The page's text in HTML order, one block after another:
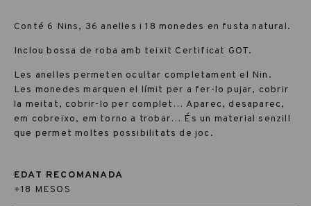
Conté 6 Nins, 36 anelles i 18 monedes en fusta natural.
Inclou bossa de roba amb teixit Certificat GOT.
Les anelles permeten ocultar completament el Nin.
Les monedes marquen el límit per a fer-lo pujar, cobrir
la meitat, cobrir-lo per complet… Aparec, desaparec,
em cobreixo, em torno a trobar… És un material senzill
que permet moltes possibilitats de joc.
EDAT RECOMANADA
+18 MESOS